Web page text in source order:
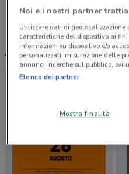
Altri volantini nelle
Noi e i nostri partner
Utilizzare dati di geolocalizzazione
caratteristiche del dispositivo ai
informazioni su dispositivo e/o
personalizzati, misurazione delle
annunci, ricerche sul pubblico,
Elenco dei partner
Mostra finalità